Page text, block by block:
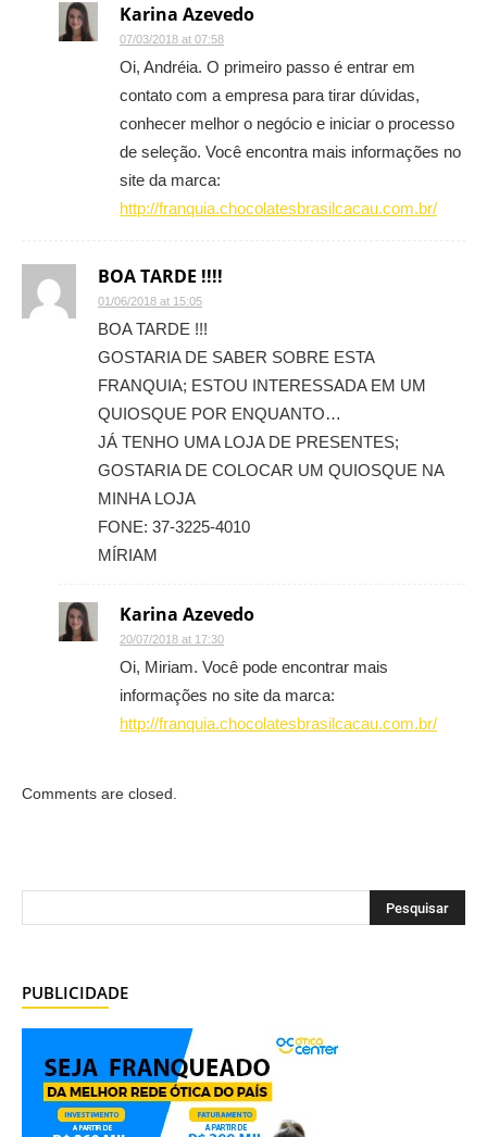
Karina Azevedo
07/03/2018 at 07:58
Oi, Andréia. O primeiro passo é entrar em
contato com a empresa para tirar dúvidas,
conhecer melhor o negócio e iniciar o processo
de seleção. Você encontra mais informações no
site da marca:
http://franquia.chocolatesbrasilcacau.com.br/
BOA TARDE !!!!
01/06/2018 at 15:05
BOA TARDE !!!
GOSTARIA DE SABER SOBRE ESTA
FRANQUIA; ESTOU INTERESSADA EM UM
QUIOSQUE POR ENQUANTO…
JÁ TENHO UMA LOJA DE PRESENTES;
GOSTARIA DE COLOCAR UM QUIOSQUE NA
MINHA LOJA
FONE: 37-3225-4010
MÍRIAM
Karina Azevedo
20/07/2018 at 17:30
Oi, Miriam. Você pode encontrar mais
informações no site da marca:
http://franquia.chocolatesbrasilcacau.com.br/
Comments are closed.
PUBLICIDADE